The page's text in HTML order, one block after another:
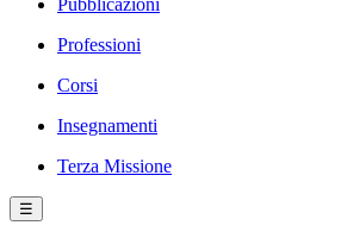
Pubblicazioni
Professioni
Corsi
Insegnamenti
Terza Missione
☰